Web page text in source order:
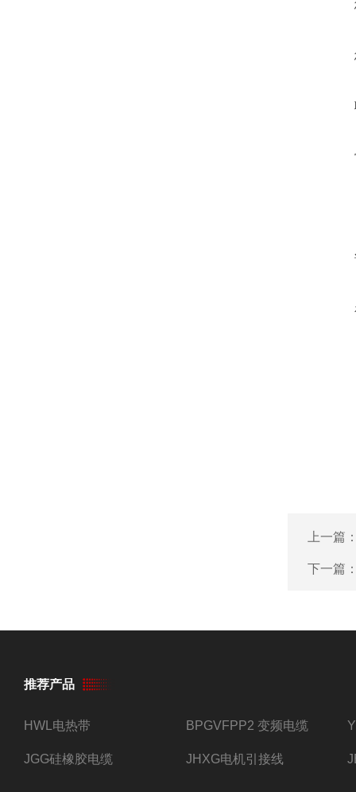
上一篇
下一篇
推荐产品
HWL电热带 BPGVFPP2 变频电缆
JGG硅橡胶电缆 JHXG电机引接线